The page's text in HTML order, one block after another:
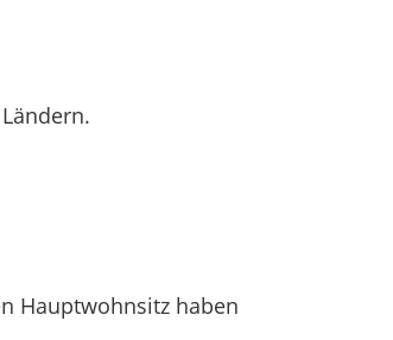
Hauptwohnsitz haben